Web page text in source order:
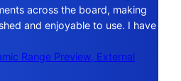
across the board, making
and enjoyable to use. I have
Range Preview, External